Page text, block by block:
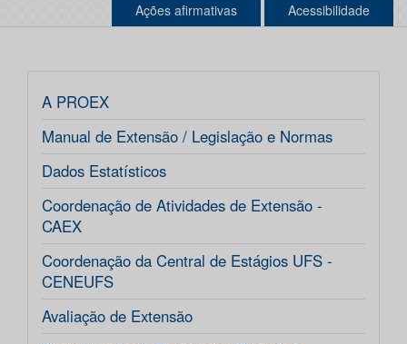
Ações afirmativas Acessibilidade
A PROEX
Manual de Extensão / Legislação e Normas
Dados Estatísticos
Coordenação de Atividades de Extensão -
CAEX
Coordenação da Central de Estágios UFS -
CENEUFS
Avaliação de Extensão